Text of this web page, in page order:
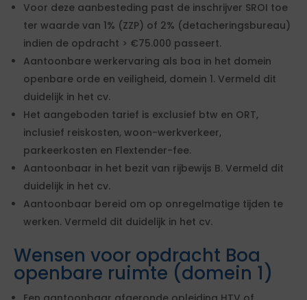
Voor deze aanbesteding past de inschrijver SROI toe
ter waarde van 1% (ZZP) of 2% (detacheringsbureau)
indien de opdracht > €75.000 passeert.
Aantoonbare werkervaring als boa in het domein
openbare orde en veiligheid, domein 1. Vermeld dit
duidelijk in het cv.
Het aangeboden tarief is exclusief btw en ORT,
inclusief reiskosten, woon-werkverkeer,
parkeerkosten en Flextender-fee.
Aantoonbaar in het bezit van rijbewijs B. Vermeld dit
duidelijk in het cv.
Aantoonbaar bereid om op onregelmatige tijden te
werken. Vermeld dit duidelijk in het cv.
Wensen voor opdracht Boa
openbare ruimte (domein 1)